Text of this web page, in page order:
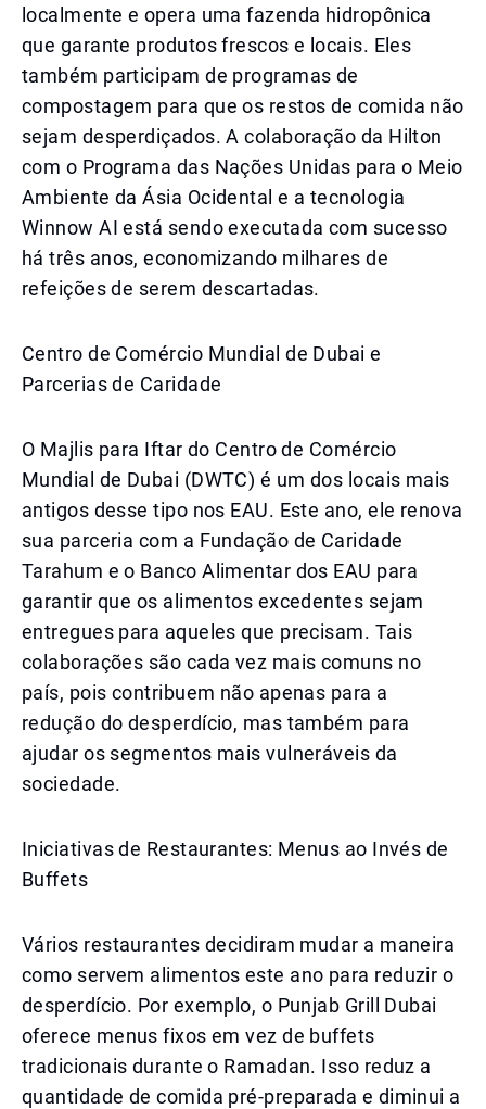
localmente e opera uma fazenda hidropônica
que garante produtos frescos e locais. Eles
também participam de programas de
compostagem para que os restos de comida não
sejam desperdiçados. A colaboração da Hilton
com o Programa das Nações Unidas para o Meio
Ambiente da Ásia Ocidental e a tecnologia
Winnow AI está sendo executada com sucesso
há três anos, economizando milhares de
refeições de serem descartadas.
Centro de Comércio Mundial de Dubai e
Parcerias de Caridade
O Majlis para Iftar do Centro de Comércio
Mundial de Dubai (DWTC) é um dos locais mais
antigos desse tipo nos EAU. Este ano, ele renova
sua parceria com a Fundação de Caridade
Tarahum e o Banco Alimentar dos EAU para
garantir que os alimentos excedentes sejam
entregues para aqueles que precisam. Tais
colaborações são cada vez mais comuns no
país, pois contribuem não apenas para a
redução do desperdício, mas também para
ajudar os segmentos mais vulneráveis da
sociedade.
Iniciativas de Restaurantes: Menus ao Invés de
Buffets
Vários restaurantes decidiram mudar a maneira
como servem alimentos este ano para reduzir o
desperdício. Por exemplo, o Punjab Grill Dubai
oferece menus fixos em vez de buffets
tradicionais durante o Ramadan. Isso reduz a
quantidade de comida pré-preparada e diminui a